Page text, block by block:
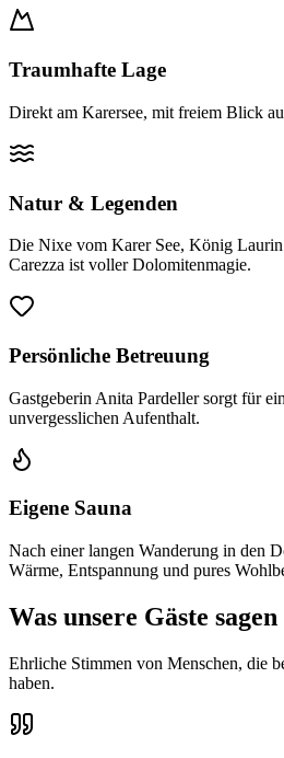
Traumhafte Lage
Direkt am Karersee, mit freiem Blick
Natur & Legenden
Die Nixe vom Karer See, König
Carezza ist voller Dolomitenmagie.
Persönliche Betreuung
Gastgeberin Anita Pardeller sorgt für
unvergesslichen Aufenthalt.
Eigene Sauna
Nach einer langen Wanderung in den
Wärme, Entspannung und pures
Was unsere Gäste sagen
Ehrliche Stimmen von Menschen, die
haben.